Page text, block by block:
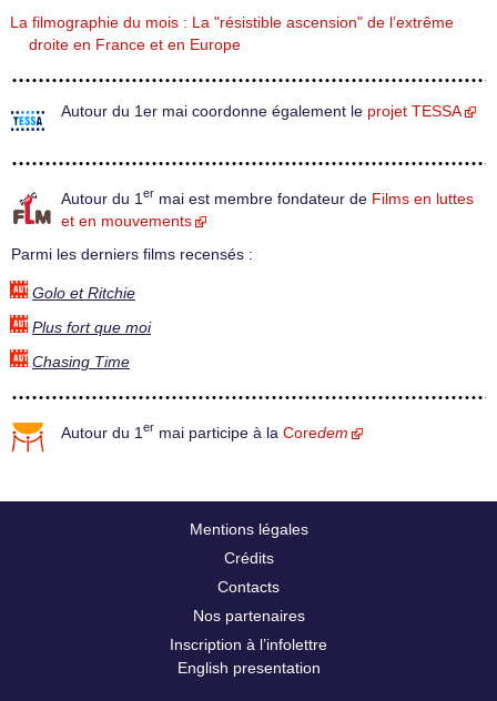
La filmographie du mois : La "résistible ascension" de l’extrême
droite en France et en Europe
Autour du 1er mai coordonne également le projet TESSA
Autour du 1 er mai est membre fondateur de Films en luttes
et en mouvements
Parmi les derniers films recensés :
Golo et Ritchie
Plus fort que moi
Chasing Time
Autour du 1 er mai participe à la Coredem
Mentions légales
Crédits
Contacts
Nos partenaires
Inscription à l’infolettre
English presentation